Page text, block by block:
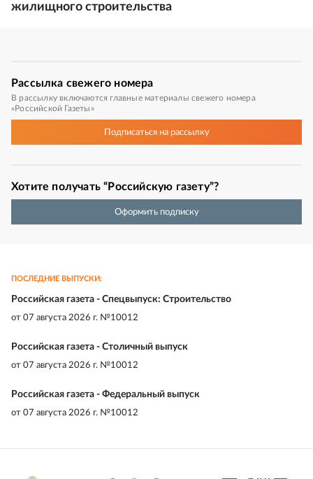
жилищного строительства
Рассылка свежего номера
В рассылку включаются главные материалы свежего номера
«Российской Газеты»
Подписатьсяна рассылку
Хотите получать “Российскую газету”?
Оформить подписку
ПОСЛЕДНИЕ ВЫПУСКИ:
Российская газета - Спецвыпуск: Строительство
от 07 августа 2026 г. №10012
Российская газета - Столичный выпуск
от 07 августа 2026 г. №10012
Российская газета - Федеральный выпуск
от 07 августа 2026 г. №10012